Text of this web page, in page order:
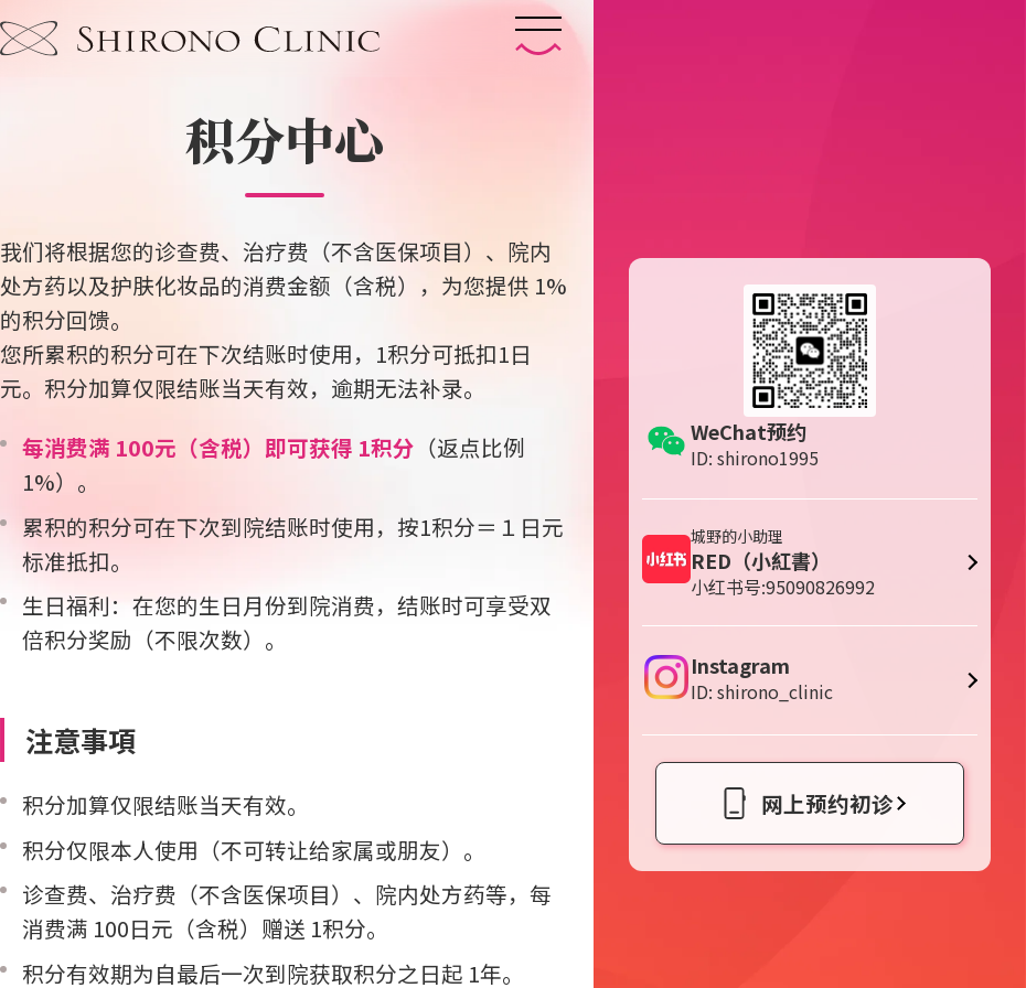
积分中心
我们将根据您的诊查费、治疗费（不含医保项目）、院内
处方药以及护肤化妆品的消费金额（含税），为您提供 1%
的积分回馈。
您所累积的积分可在下次结账时使用，1积分可抵扣1日
元。积分加算仅限结账当天有效，逾期无法补录。
每消费满 100元（含税）即可获得 1积分 （返点比例
1%）。
累积的积分可在下次到院结账时使用，按1积分＝１日元
标准抵扣。
生日福利：在您的生日月份到院消费，结账时可享受双
倍积分奖励（不限次数）。
注意事項
积分加算仅限结账当天有效。
积分仅限本人使用（不可转让给家属或朋友）。
诊查费、治疗费（不含医保项目）、院内处方药等，每
消费满 100日元（含税）赠送 1积分。
积分有效期为自最后一次到院获取积分之日起 1年。
WeChat预约
ID: shirono1995
城野的小助理
RED（小紅書）
小红书号:95090826992
Instagram
ID: shirono_clinic
网上预约初诊